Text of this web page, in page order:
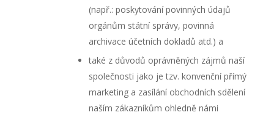
(např.: poskytování povinných údajů
orgánům státní správy, povinná
archivace účetních dokladů atd.) a
také z důvodů oprávněných zájmů naší
společnosti jako je tzv. konvenční přímý
marketing a zasílání obchodních sdělení
naším zákazníkům ohledně námi